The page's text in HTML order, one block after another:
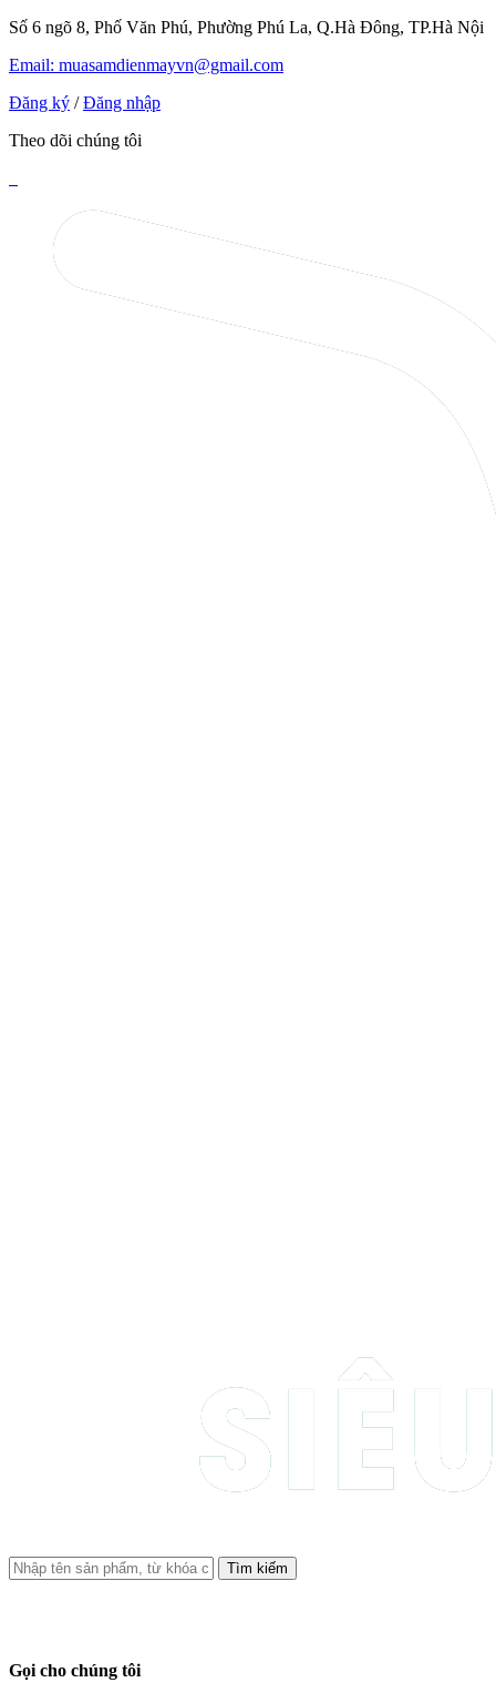
Số 6 ngõ 8, Phố Văn Phú, Phường Phú La, Q.Hà Đông, TP.Hà Nội
Email: muasamdienmayvn@gmail.com
Đăng ký / Đăng nhập
Theo dõi chúng tôi
Tìm kiếm
Gọi cho chúng tôi